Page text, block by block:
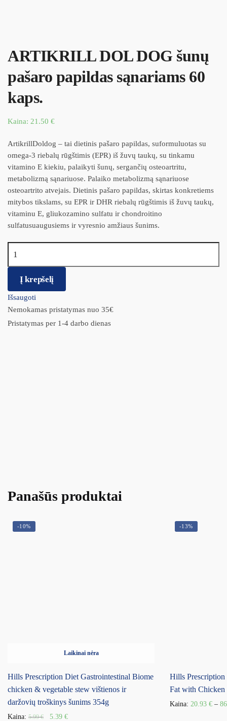
ARTIKRILL DOL DOG šunų
pašaro papildas sąnariams 60
kaps.
Kaina: 21.50 €
ArtikrillDoldog – tai dietinis pašaro papildas, suformuluotas su
omega-3 riebalų rūgštimis (EPR) iš žuvų taukų, su tinkamu
vitamino E kiekiu, palaikyti šunų, sergančių osteoartritu,
metabolizmą sąnariuose. Palaiko metabolizmą sąnariuose
osteoartrito atvejais. Dietinis pašaro papildas, skirtas konkretiems
mitybos tikslams, su EPR ir DHR riebalų rūgštimis iš žuvų taukų,
vitaminu E, gliukozamino sulfatu ir chondroitino
sulfatusuaugusiems ir vyresnio amžiaus šunims.
Į krepšelį
Išsaugoti
Nemokamas pristatymas nuo 35€
Pristatymas per 1-4 darbo dienas
Panašūs produktai
-10%
Laikinai nėra
Hills Prescription Diet Gastrointestinal Biome
chicken & vegetable stew vištienos ir
daržovių troškinys šunims 354g
Kaina: 5.99€ 5.39 €
-13%
Hills
Fat with Chicken
Kaina: 20.93 € –